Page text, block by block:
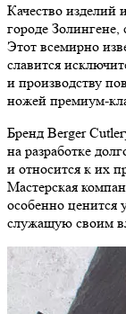
Качество изделий
городе Золингене,
Этот всемирно
славится
и производству
ножей премиум-
Бренд Berger
на разработке
и относится к их
Мастерская
особенно ценится
служащую своим